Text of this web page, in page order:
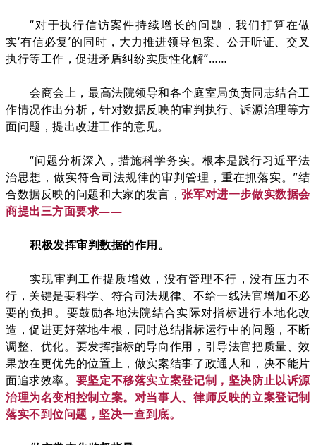
“对于执行信访案件持续增长的问题，我们打算在做
实‘有信必复’的同时，大力推进领导包案、公开听证、交叉
执行等工作，促进矛盾纠纷实质性化解”……
会商会上，最高法院领导和各个庭室局负责同志结合工
作情况作出分析，针对数据反映的审判执行、诉源治理等方
面问题，提出改进工作的意见。
“问题分析深入，措施科学务实。根本是践行习近平法
治思想，做实符合司法规律的审判管理，重在抓落实。”结
合数据反映的问题和大家的发言，张军对进一步做实数据会
商提出三方面要求——
积极发挥审判数据的作用。
实现审判工作提质增效，没有管理不行，没有压力不
行，关键是要科学、符合司法规律、不给一线法官增加不必
要的负担。要鼓励各地法院结合实际对指标进行本地化改
造，促进更好落地生根，同时总结指标运行中的问题，不断
调整、优化。要发挥指标的导向作用，引导法官把质量、效
果放在更优先的位置上，做实案结事了政通人和，决不能片
面追求效率。 要坚定不移落实立案登记制，坚决防止以诉源
治理为名变相控制立案。对当事人、律师反映的立案登记制
落实不到位问题，坚决一查到底。